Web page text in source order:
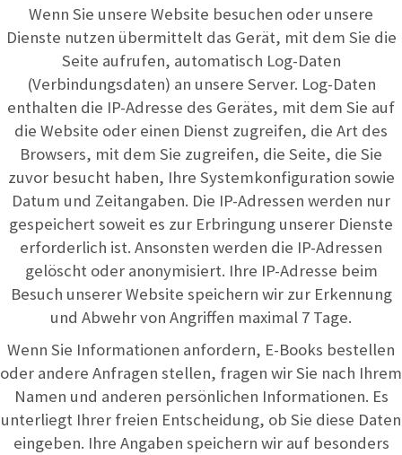
Wenn Sie unsere Website besuchen oder unsere
Dienste nutzen übermittelt das Gerät, mit dem Sie die
Seite aufrufen, automatisch Log-Daten
(Verbindungsdaten) an unsere Server. Log-Daten
enthalten die IP-Adresse des Gerätes, mit dem Sie auf
die Website oder einen Dienst zugreifen, die Art des
Browsers, mit dem Sie zugreifen, die Seite, die Sie
zuvor besucht haben, Ihre Systemkonfiguration sowie
Datum und Zeitangaben. Die IP-Adressen werden nur
gespeichert soweit es zur Erbringung unserer Dienste
erforderlich ist. Ansonsten werden die IP-Adressen
gelöscht oder anonymisiert. Ihre IP-Adresse beim
Besuch unserer Website speichern wir zur Erkennung
und Abwehr von Angriffen maximal 7 Tage.
Wenn Sie Informationen anfordern, E-Books bestellen
oder andere Anfragen stellen, fragen wir Sie nach Ihrem
Namen und anderen persönlichen Informationen. Es
unterliegt Ihrer freien Entscheidung, ob Sie diese Daten
eingeben. Ihre Angaben speichern wir auf besonders